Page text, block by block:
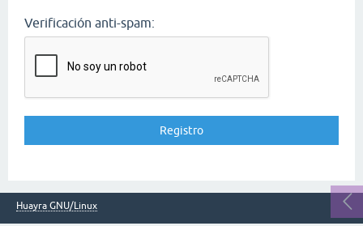
Verificación anti-spam:
Huayra GNU/Linux